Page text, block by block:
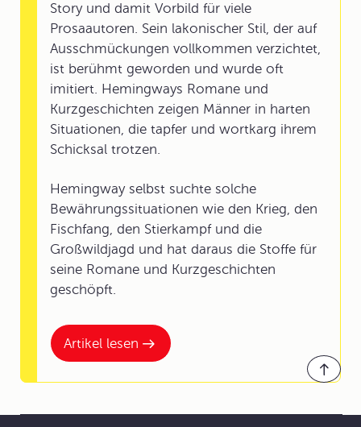
Artikel lesen
Story und damit Vorbild für viele
Prosaautoren. Sein lakonischer Stil, der auf
Ausschmückungen vollkommen verzichtet,
ist berühmt geworden und wurde oft
imitiert. Hemingways Romane und
Kurzgeschichten zeigen Männer in harten
Situationen, die tapfer und wortkarg ihrem
Schicksal trotzen.
Hemingway selbst suchte solche
Bewährungssituationen wie den Krieg, den
Fischfang, den Stierkampf und die
Großwildjagd und hat daraus die Stoffe für
seine Romane und Kurzgeschichten
geschöpft.